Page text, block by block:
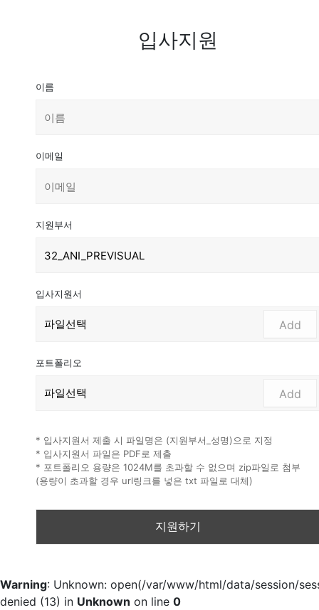
입사지원
이름
이메일
지원부서
입사지원서
Add
포트폴리오
Add
* 입사지원서 제출 시 파일명은 (지원부서_성명)으로 지정
* 입사지원서 파일은 PDF로 제출
* 포트폴리오 용량은 1024M를 초과할 수 없으며 zip파일로 첨부
(용량이 초과할 경우 url링크를 넣은 txt 파일로 대체)
Warning: Unknown: open(/var/www/html/data/session/
denied (13) in Unknown on line 0